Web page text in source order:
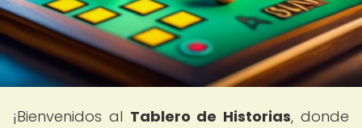
¡Bienvenidos al Tablero de Historias, donde